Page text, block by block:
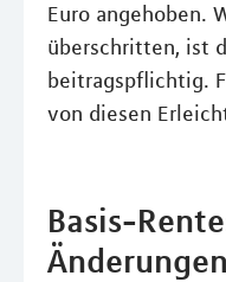
Euro angehoben.
überschritten, ist
beitragspflichtig.
von diesen
Basis-